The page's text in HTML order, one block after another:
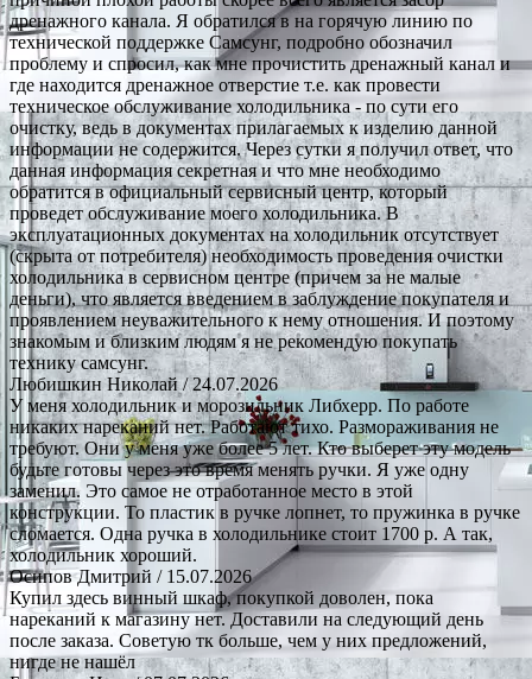
дренажного канала. Я обратился в на горячую линию по
технической поддержке Самсунг, подробно обозначил
проблему и спросил, как мне прочистить дренажный канал и
где находится дренажное отверстие т.е. как провести
техническое обслуживание холодильника - по сути его
очистку, ведь в документах прилагаемых к изделию данной
информации не содержится. Через сутки я получил ответ, что
данная информация секретная и что мне необходимо
обратится в официальный сервисный центр, который
проведет обслуживание моего холодильника. В
эксплуатационных документах на холодильник отсутствует
(скрыта от потребителя) необходимость проведения очистки
холодильника в сервисном центре (причем за не малые
деньги), что является введением в заблуждение покупателя и
проявлением неуважительного к нему отношения. И поэтому
знакомым и близким людям я не рекомендую покупать
технику самсунг.
Любишкин Николай/ 24.07.2026
У меня холодильник и морозильник Либхерр. По работе
никаких нареканий нет. Работают тихо. Размораживания не
требуют. Они у меня уже более 5 лет. Кто выберет эту модель
будьте готовы через это время менять ручки. Я уже одну
заменил. Это самое не отработанное место в этой
конструкции. То пластик в ручке лопнет, то пружинка в ручке
сломается. Одна ручка в холодильнике стоит 1700 р. А так,
холодильник хороший.
Осипов Дмитрий / 15.07.2026
Купил здесь винный шкаф, покупкой доволен, пока
нареканий к магазину нет. Доставили на следующий день
после заказа. Советую тк больше, чем у них предложений,
нигде не нашёл